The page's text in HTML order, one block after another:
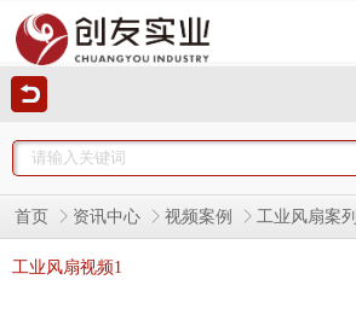
首页 资讯中心 视频案例 工业风扇案列
工业风扇视频1